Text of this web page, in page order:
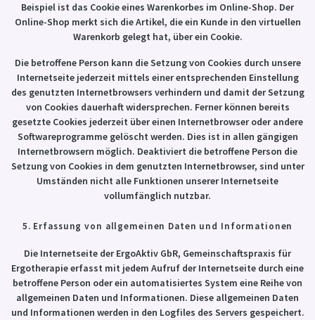
Beispiel ist das Cookie eines Warenkorbes im Online-Shop. Der
Online-Shop merkt sich die Artikel, die ein Kunde in den virtuellen
Warenkorb gelegt hat, über ein Cookie.
Die betroffene Person kann die Setzung von Cookies durch unsere
Internetseite jederzeit mittels einer entsprechenden Einstellung
des genutzten Internetbrowsers verhindern und damit der Setzung
von Cookies dauerhaft widersprechen. Ferner können bereits
gesetzte Cookies jederzeit über einen Internetbrowser oder andere
Softwareprogramme gelöscht werden. Dies ist in allen gängigen
Internetbrowsern möglich. Deaktiviert die betroffene Person die
Setzung von Cookies in dem genutzten Internetbrowser, sind unter
Umständen nicht alle Funktionen unserer Internetseite
vollumfänglich nutzbar.
5. Erfassung von allgemeinen Daten und Informationen
Die Internetseite der ErgoAktiv GbR, Gemeinschaftspraxis für
Ergotherapie erfasst mit jedem Aufruf der Internetseite durch eine
betroffene Person oder ein automatisiertes System eine Reihe von
allgemeinen Daten und Informationen. Diese allgemeinen Daten
und Informationen werden in den Logfiles des Servers gespeichert.